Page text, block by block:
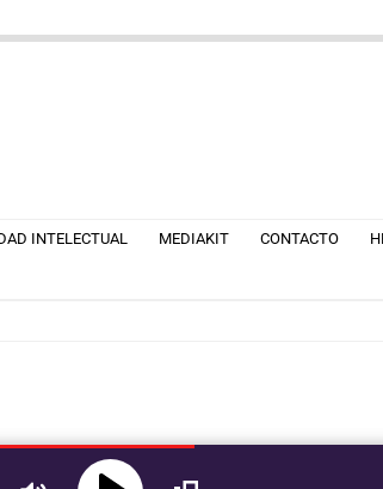
INTELECTUAL MEDIAKIT CONTACTO